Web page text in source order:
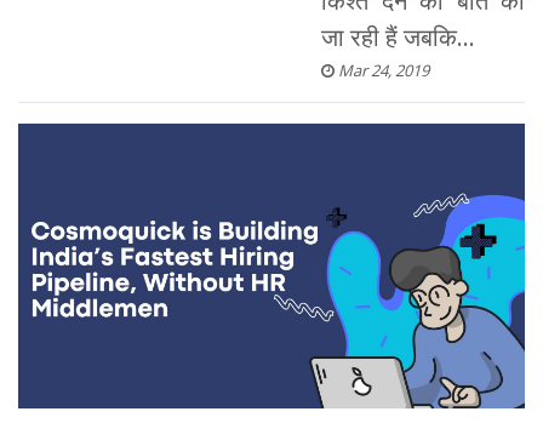
जा रही हैं जबकि...
Mar 24, 2019